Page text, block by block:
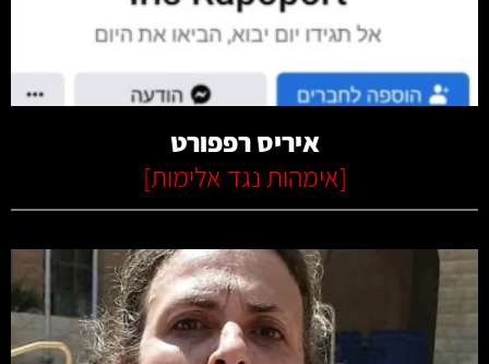
קרא עוד
איריס רפפורט
[אימהות נגד אלימות]